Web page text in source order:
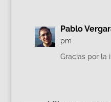
Pablo
pm
Gracias por la